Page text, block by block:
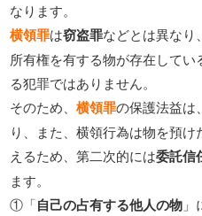
なります。
横領罪は窃盗罪などとは異なり
所有権を有する物が存在して
る犯罪ではありません。
そのため、横領罪の保護法益は
り、また、横領行為は物を預
えるため、第二次的には委託信
ます。
①「自己の占有する他人の物